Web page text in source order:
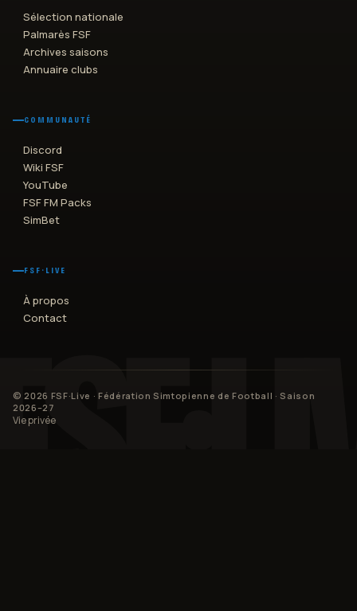
Sélection nationale
Palmarès FSF
Archives saisons
Annuaire clubs
COMMUNAUTÉ
Discord
Wiki FSF
YouTube
FSF FM Packs
SimBet
FSF·LIVE
À propos
Contact
©2026 FSF·Live · Fédération Simtopienne de Football · Saison
2026–27
Vie privée